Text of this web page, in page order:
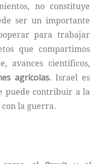
no constituye
ser un importante
para trabajar
que compartimos
avances científicos,
agrícolas. Israel es
puede contribuir a la
la guerra.